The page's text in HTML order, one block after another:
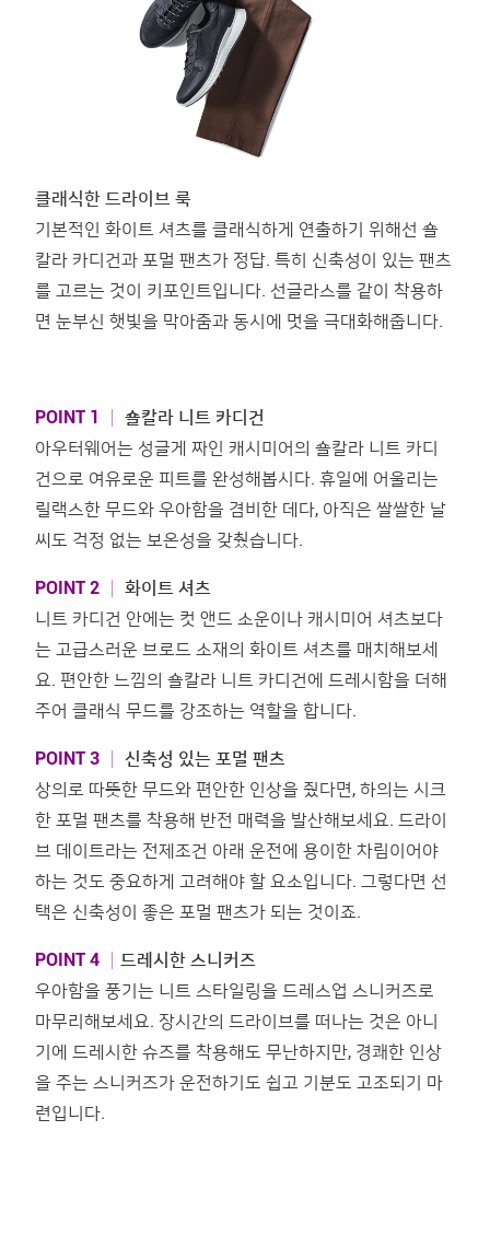
클래식한 드라이브 룩
기본적인 화이트 셔츠를 클래식하게 연출하기 위해선 숄
칼라 카디건과 포멀 팬츠가 정답. 특히 신축성이 있는 팬츠
를 고르는 것이 키포인트입니다. 선글라스를 같이 착용하
면 눈부신 햇빛을 막아줌과 동시에 멋을 극대화해줍니다.
POINT 1 │숄칼라 니트 카디건
아우터웨어는 성글게 짜인 캐시미어의 숄칼라 니트 카디
건으로 여유로운 피트를 완성해봅시다. 휴일에 어울리는
릴랙스한 무드와 우아함을 겸비한 데다, 아직은 쌀쌀한 날
씨도 걱정 없는 보온성을 갖췄습니다.
POINT 2 │화이트 셔츠
니트 카디건 안에는 컷 앤드 소운이나 캐시미어 셔츠보다
는 고급스러운 브로드 소재의 화이트 셔츠를 매치해보세
요. 편안한 느낌의 숄칼라 니트 카디건에 드레시함을 더해
주어 클래식 무드를 강조하는 역할을 합니다.
POINT 3 │신축성 있는 포멀 팬츠
상의로 따뜻한 무드와 편안한 인상을 줬다면, 하의는 시크
한 포멀 팬츠를 착용해 반전 매력을 발산해보세요. 드라이
브 데이트라는 전제조건 아래 운전에 용이한 차림이어야
하는 것도 중요하게 고려해야 할 요소입니다. 그렇다면 선
택은 신축성이 좋은 포멀 팬츠가 되는 것이죠.
POINT 4 │드레시한 스니커즈
우아함을 풍기는 니트 스타일링을 드레스업 스니커즈로
마무리해보세요. 장시간의 드라이브를 떠나는 것은 아니
기에 드레시한 슈즈를 착용해도 무난하지만, 경쾌한 인상
을 주는 스니커즈가 운전하기도 쉽고 기분도 고조되기 마
련입니다.